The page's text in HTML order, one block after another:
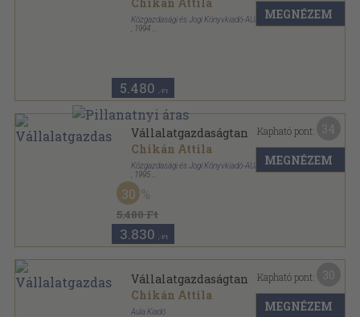
Közgazdasági és Jogi Könyvkiadó-AULA Kiadó
1994
5.480 ,-Ft
MEGNÉZEM
Vállalatgazdaságtan
Chikán Attila
Közgazdasági és Jogi Könyvkiadó-AULA Kiadó
1995
Fűzött kemény papírkötés
5.480 Ft
30
3.830 ,-Ft
Kapható pont:
MEGNÉZEM
Vállalatgazdaságtan
Chikán Attila
Aula Kiadó
Kapható pont:
MEGNÉZEM